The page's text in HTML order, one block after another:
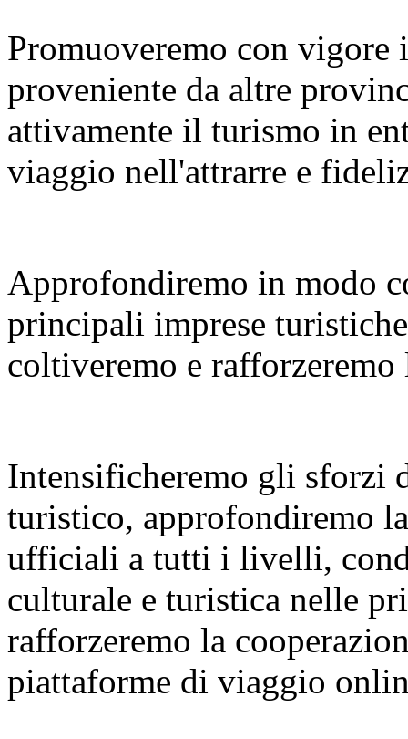
Promuoveremo con
proveniente da altre
attivamente il turismo in
viaggio nell'attrarre e
Approfondiremo in modo
principali imprese
coltiveremo e
Intensificheremo gli sforzi
turistico, approfondiremo
ufficiali a tutti i livelli,
culturale e turistica nelle
rafforzeremo la
piattaforme di viaggio